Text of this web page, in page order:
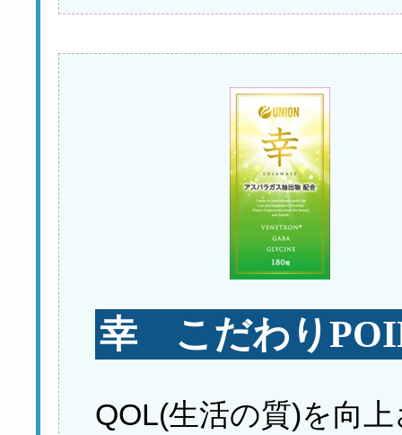
幸 こだわり
QOL(生活の質)を向